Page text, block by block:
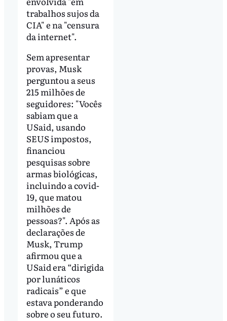
trabalhos sujos da
CIA" e na "censura
da internet".
Sem apresentar
provas, Musk
perguntou a seus
215 milhões de
seguidores: "Vocês
sabiam que a
USaid, usando
SEUS impostos,
financiou
pesquisas sobre
armas biológicas,
incluindo a covid-
19, que matou
milhões de
pessoas?". Após as
declarações de
Musk, Trump
afirmou que a
USaid era “dirigida
por lunáticos
radicais” e que
estava ponderando
sobre o seu futuro.